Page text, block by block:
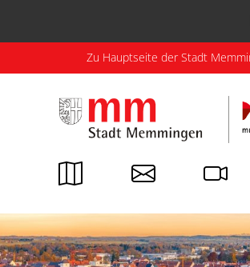
Zu Hauptseite der Stadt